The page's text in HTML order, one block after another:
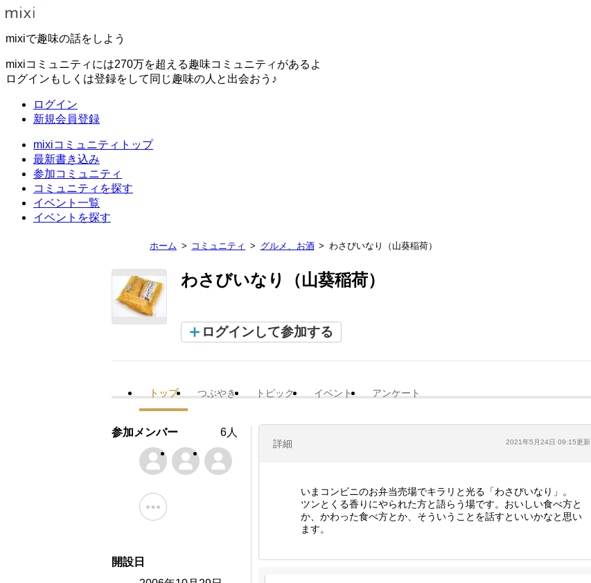
mixiで趣味の話をしよう
mixiコミュニティには270万を超える趣味コミュニティがあるよ
ログインもしくは登録をして同じ趣味の人と出会おう♪
ログイン
新規会員登録
mixiコミュニティトップ
最新書き込み
参加コミュニティ
コミュニティを探す
イベント一覧
イベントを探す
ホーム コミュニティ グルメ、お酒 わさびいなり（山葵稲荷）
わさびいなり（山葵稲荷）
ログインして参加する
トップ つぶやき トピック イベント アンケート
詳細 2021年5月24日 09:15更新
いまコンビニのお弁当売場でキラリと光る「わさびいなり」。
ツンとくる香りにやられた方と語らう場です。おいしい食べ方と
か、かわった食べ方とか、そういうことを話すといいかなと思い
ます。
参加メンバー 6人
開設日